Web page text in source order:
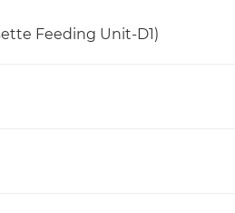
Feeding Unit-D1)